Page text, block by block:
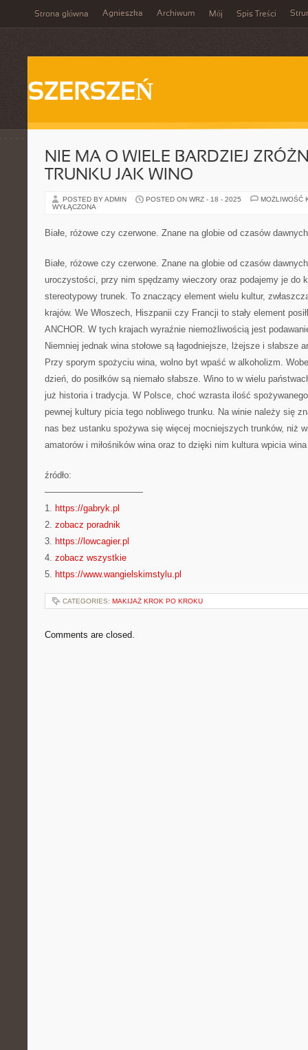
Strona główna Agnieszka Archiwum Mój Spis Treści
SZERSZEŃ
NIE MA O WIELE BARDZIEJ
TRUNKU JAK WINO
POSTED BY ADMIN POSTED ON WRZ - 18 - 2025
MOŻLIWOŚĆ
WYŁĄCZONA
Białe, różowe czy czerwone. Znane na globie od czasów dawnych
Białe, różowe czy czerwone. Znane na globie od czasów
uroczystości, przy nim spędzamy wieczory oraz podajemy je do
stereotypowy trunek. To znaczący element wielu kultur,
krajów. We Włoszech, Hiszpanii czy Francji to stały element
ANCHOR. W tych krajach wyraźnie niemożliwością jest
Niemniej jednak wina stołowe są łagodniejsze, lżejsze i słabsze
Przy sporym spożyciu wina, wolno byt wpaść w alkoholizm.
dzień, do posiłków są niemało słabsze. Wino to w wielu
już historia i tradycja. W Polsce, choć wzrasta ilość
pewnej kultury picia tego nobliwego trunku. Na winie należy się
nas bez ustanku spożywa się więcej mocniejszych trunków, niż
amatorów i miłośników wina oraz to dzięki nim kultura wpicia
źródło:
———————————
1. https://gabryk.pl
2. zobacz poradnik
3. https://lowcagier.pl
4. zobacz wszystkie
5. https://www.wangielskimstylu.pl
CATEGORIES: MAKIJAŻ KROK PO KROKU
Comments are closed.